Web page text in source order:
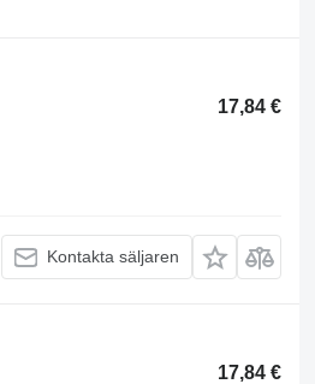
17,84 €
Kontakta säljaren
17,84 €